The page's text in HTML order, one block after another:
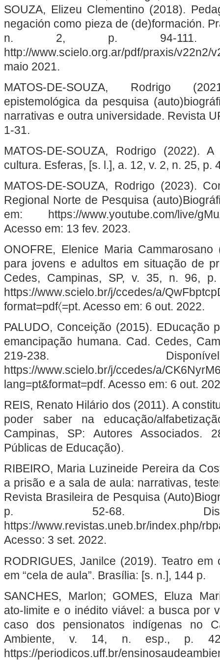
SOUZA, Elizeu Clementino (2018).
negación como pieza de (de)formación.
n. 2, p. 94-111.
http://www.scielo.org.ar/pdf/praxis/
maio 2021.
MATOS-DE-SOUZA, Rodrigo
epistemológica da pesquisa
narrativas e outra universidade. Revista
1-31.
MATOS-DE-SOUZA, Rodrigo (2022).
cultura. Esferas, [s. l.], a. 12, v. 2, n. 25, p.
MATOS-DE-SOUZA, Rodrigo (2023).
Regional Norte de Pesquisa
em: https://www.youtube.com/live/
Acesso em: 13 fev. 2023.
ONOFRE, Elenice Maria
para jovens e adultos em situação de
Cedes, Campinas, SP, v. 35, n. 96,
https://www.scielo.br/j/ccedes/a/
format=pdf〈=pt. Acesso em: 6 out. 2022.
PALUDO, Conceição (2015). EDucação
emancipação humana. Cad. Cedes,
219-238.
https://www.scielo.br/j/ccedes/a/
lang=pt&format=pdf. Acesso em: 6 out.
REIS, Renato Hilário dos (2011). A
poder saber na educação/
Campinas, SP: Autores Associados.
Públicas de Educação).
RIBEIRO, Maria Luzineide Pereira da
a prisão e a sala de aula: narrativas,
Revista Brasileira de Pesquisa
p. 52-68.
https://www.revistas.uneb.br/index.php/
Acesso: 3 set. 2022.
RODRIGUES, Janilce (2019). Teatro
em “cela de aula”. Brasília: [s. n.], 144 p.
SANCHES, Marlon; GOMES, Eluza
ato-limite e o inédito viável: a busca por
caso dos pensionatos indígenas no
Ambiente, v. 14, n. esp., p.
https://periodicos.uff.br/